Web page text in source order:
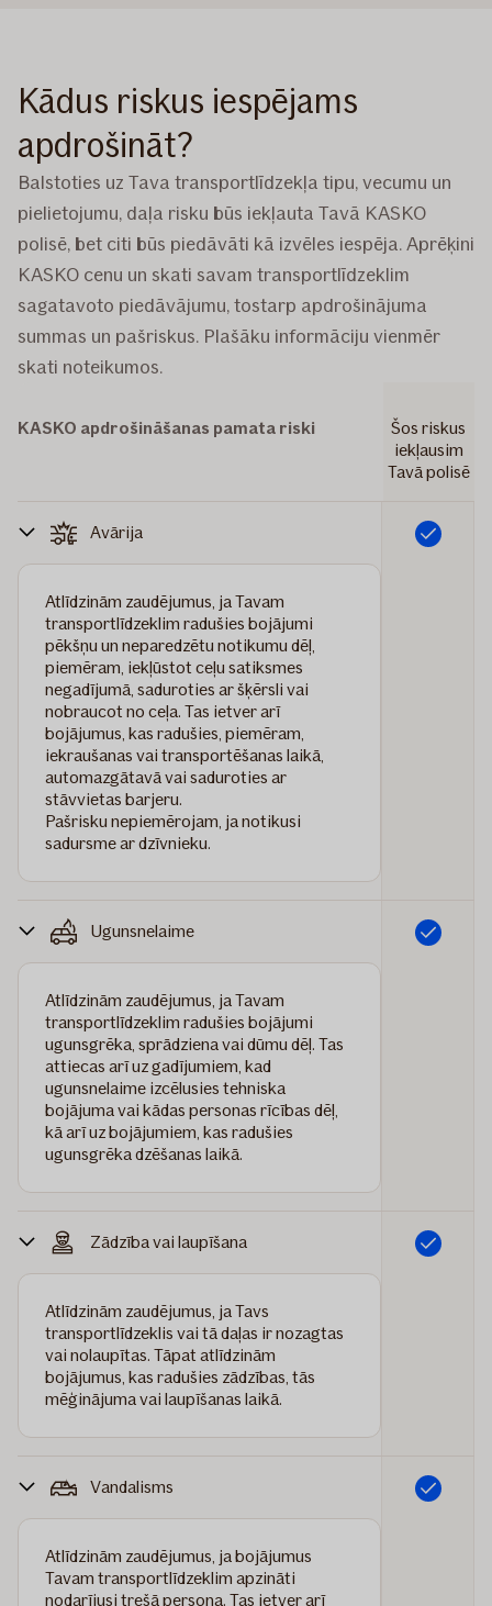
Kādus riskus iespējams
apdrošināt?
Balstoties uz Tava transportlīdzekļa tipu, vecumu un
pielietojumu, daļa risku būs iekļauta Tavā KASKO
polisē, bet citi būs piedāvāti kā izvēles iespēja. Aprēķini
KASKO cenu un skati savam transportlīdzeklim
sagatavoto piedāvājumu, tostarp apdrošinājuma
summas un pašriskus. Plašāku informāciju vienmēr
skati noteikumos.
KASKO apdrošināšanas pamata riski
Šos riskus
iekļausim
Tavā polisē
Avārija
Atlīdzinām zaudējumus, ja Tavam
transportlīdzeklim radušies bojājumi
pēkšņu un neparedzētu notikumu dēļ,
piemēram, iekļūstot ceļu satiksmes
negadījumā, saduroties ar šķērsli vai
nobraucot no ceļa. Tas ietver arī
bojājumus, kas radušies, piemēram,
iekraušanas vai transportēšanas laikā,
automazgātavā vai saduroties ar
stāvvietas barjeru.
Pašrisku nepiemērojam, ja notikusi
sadursme ar dzīvnieku.
Iekļauts
Ugunsnelaime
Atlīdzinām zaudējumus, ja Tavam
transportlīdzeklim radušies bojājumi
ugunsgrēka, sprādziena vai dūmu dēļ. Tas
attiecas arī uz gadījumiem, kad
ugunsnelaime izcēlusies tehniska
bojājuma vai kādas personas rīcības dēļ,
kā arī uz bojājumiem, kas radušies
ugunsgrēka dzēšanas laikā.
Iekļauts
Zādzība vai laupīšana
Atlīdzinām zaudējumus, ja Tavs
transportlīdzeklis vai tā daļas ir nozagtas
vai nolaupītas. Tāpat atlīdzinām
bojājumus, kas radušies zādzības, tās
mēģinājuma vai laupīšanas laikā.
Iekļauts
Vandalisms
Atlīdzinām zaudējumus, ja bojājumus
Tavam transportlīdzeklim apzināti
nodarījusi trešā persona. Tas ietver arī
Iekļauts